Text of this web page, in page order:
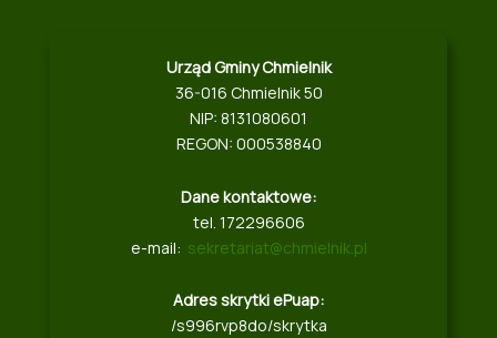
Urząd Gminy Chmielnik
36-016 Chmielnik 50
NIP: 8131080601
REGON: 000538840
Dane kontaktowe:
tel. 172296606
e-mail: sekretariat@chmielnik.pl
Adres skrytki ePuap:
/s996rvp8do/skrytka